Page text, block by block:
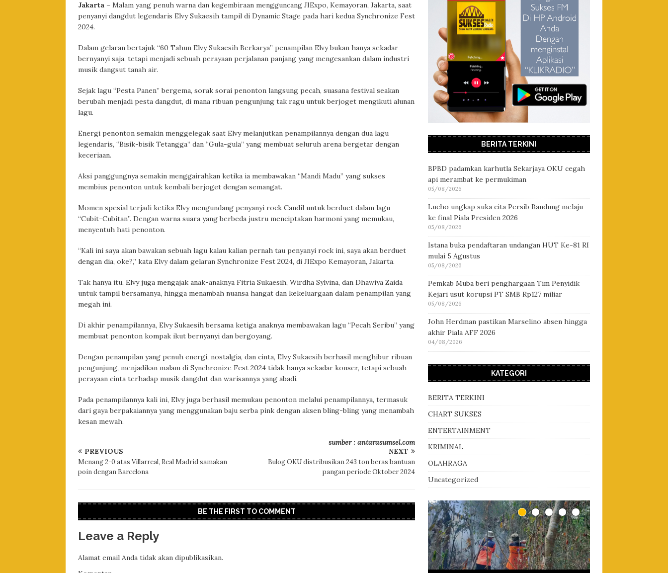
Jakarta – Malam yang penuh warna dan kegembiraan mengguncang JIExpo, Kemayoran, Jakarta, saat
penyanyi dangdut legendaris Elvy Sukaesih tampil di Dynamic Stage pada hari kedua Synchronize Fest
2024.
Dalam gelaran bertajuk “60 Tahun Elvy Sukaesih Berkarya” penampilan Elvy bukan hanya sekadar
bernyanyi saja, tetapi menjadi sebuah perayaan perjalanan panjang yang mengesankan dalam industri
musik dangsut tanah air.
Sejak lagu “Pesta Panen” bergema, sorak sorai penonton langsung pecah, suasana festival seakan
berubah menjadi pesta dangdut, di mana ribuan pengunjung tak ragu untuk berjoget mengikuti alunan
lagu.
Energi penonton semakin menggelegak saat Elvy melanjutkan penampilannya dengan dua lagu
legendaris, “Bisik-bisik Tetangga” dan “Gula-gula” yang membuat seluruh arena bergetar dengan
keceriaan.
Aksi panggungnya semakin menggairahkan ketika ia membawakan “Mandi Madu” yang sukses
membius penonton untuk kembali berjoget dengan semangat.
Momen spesial terjadi ketika Elvy mengundang penyanyi rock Candil untuk berduet dalam lagu
“Cubit-Cubitan”. Dengan warna suara yang berbeda justru menciptakan harmoni yang memukau,
menyentuh hati penonton.
“Kali ini saya akan bawakan sebuah lagu kalau kalian pernah tau penyanyi rock ini, saya akan berduet
dengan dia, oke?,” kata Elvy dalam gelaran Synchronize Fest 2024, di JIExpo Kemayoran, Jakarta.
Tak hanya itu, Elvy juga mengajak anak-anaknya Fitria Sukaesih, Wirdha Sylvina, dan Dhawiya Zaida
untuk tampil bersamanya, hingga menambah nuansa hangat dan kekeluargaan dalam penampilan yang
megah ini.
Di akhir penampilannya, Elvy Sukaesih bersama ketiga anaknya membawakan lagu “Pecah Seribu” yang
membuat penonton kompak ikut bernyanyi dan bergoyang.
Dengan penampilan yang penuh energi, nostalgia, dan cinta, Elvy Sukaesih berhasil menghibur ribuan
pengunjung, menjadikan malam di Synchronize Fest 2024 tidak hanya sekadar konser, tetapi sebuah
perayaan cinta terhadap musik dangdut dan warisannya yang abadi.
Pada penampilannya kali ini, Elvy juga berhasil memukau penonton melalui penampilannya, termasuk
dari gaya berpakaiannya yang menggunakan baju serba pink dengan aksen bling-bling yang menambah
kesan mewah.
sumber : antarasumsel.com
PREVIOUS
Menang 2-0 atas Villarreal, Real Madrid samakan
poin dengan Barcelona
NEXT
Bulog OKU distribusikan 243 ton beras bantuan
pangan periode Oktober 2024
BE THE FIRST TO COMMENT
Leave a Reply
Alamat email Anda tidak akan dipublikasikan.
BERITA TERKINI
BPBD padamkan karhutla Sekarjaya OKU cegah
api merambat ke permukiman
05/08/2026
Lucho ungkap suka cita Persib Bandung melaju
ke final Piala Presiden 2026
05/08/2026
Istana buka pendaftaran undangan HUT Ke-81 RI
mulai 5 Agustus
05/08/2026
Pemkab Muba beri penghargaan Tim Penyidik
Kejari usut korupsi PT SMB Rp127 miliar
05/08/2026
John Herdman pastikan Marselino absen hingga
akhir Piala AFF 2026
04/08/2026
KATEGORI
BERITA TERKINI
CHART SUKSES
ENTERTAINMENT
KRIMINAL
OLAHRAGA
Uncategorized